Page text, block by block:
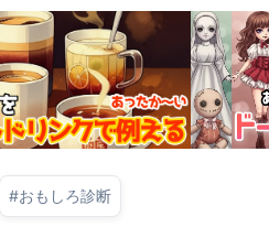
#おもしろ診断